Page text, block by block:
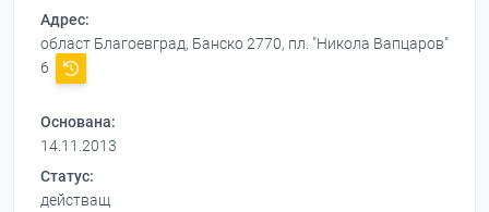
Адрес:
област Благоевград, Банско 2770, пл. "Никола Вапцаров"
6
Основана:
14.11.2013
Статус:
действащ